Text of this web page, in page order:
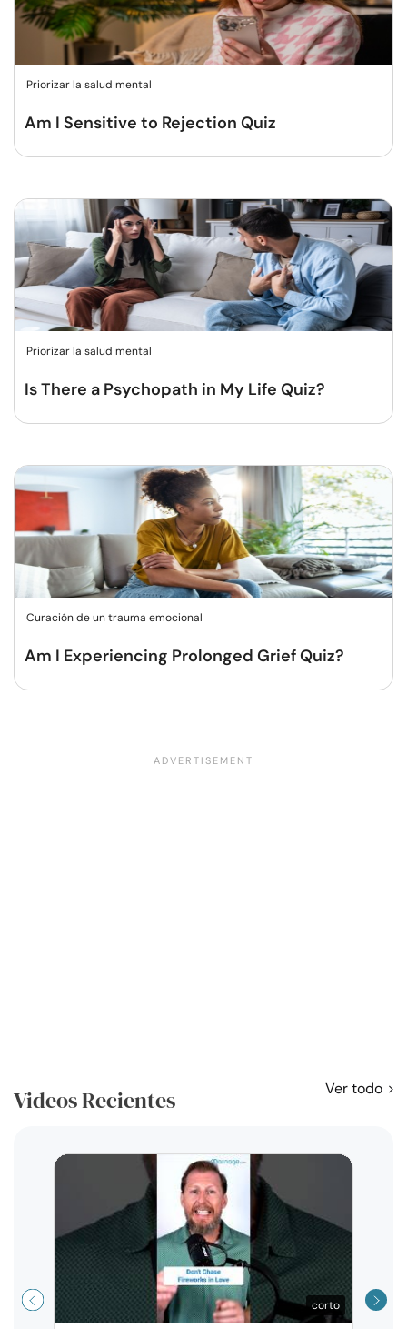
Priorizar la salud mental
Am I Sensitive to Rejection Quiz
Priorizar la salud mental
Is There a Psychopath in My Life Quiz?
Curación de un trauma emocional
Am I Experiencing Prolonged Grief Quiz?
Videos Recientes Ver todo
corto